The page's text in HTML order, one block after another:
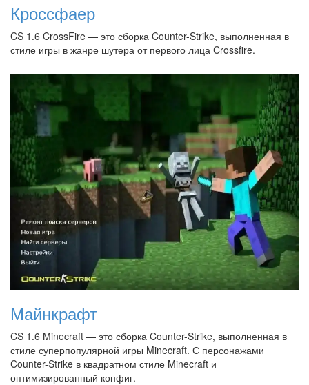
Кроссфаер
CS 1.6 CrossFire — это сборка Counter-Strike, выполненная в
стиле игры в жанре шутера от первого лица Crossfire.
Майнкрафт
CS 1.6 Minecraft — это сборка Counter-Strike, выполненная в
стиле суперпопулярной игры Minecraft. С персонажами
Counter-Strike в квадратном стиле Minecraft и
оптимизированный конфиг.